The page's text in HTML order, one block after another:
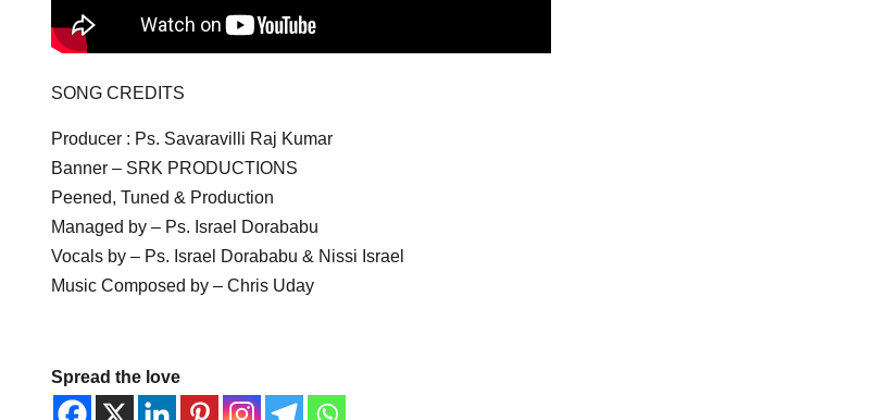
SONG CREDITS
Producer : Ps. Savaravilli Raj Kumar
Banner – SRK PRODUCTIONS
Peened, Tuned & Production
Managed by – Ps. Israel Dorababu
Vocals by – Ps. Israel Dorababu & Nissi Israel
Music Composed by – Chris Uday
Spread the love